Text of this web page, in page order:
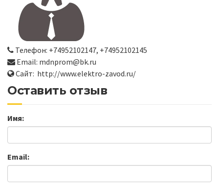
Телефон: +74952102147, +74952102145
Email: mdnprom@bk.ru
Сайт: http://www.elektro-zavod.ru/
Оставить отзыв
Имя:
Email: